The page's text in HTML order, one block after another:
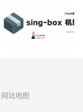
网站地图